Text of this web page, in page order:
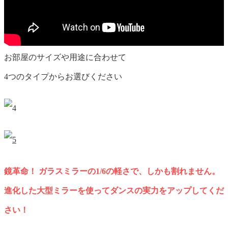
お部屋のサイズや用途に合わせて
4つのタイプからお選びください
鏡革命！ ガラスミラーの1/6の軽さで、しかも割れません。
進化した大型ミラーを使ってダンスの実力をアップしてくだ
さい！